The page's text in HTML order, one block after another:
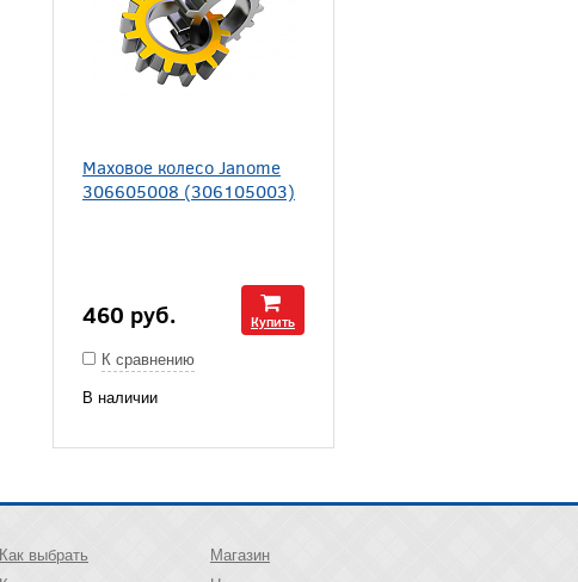
Маховое колесо Janome
306605008 (306105003)
460 руб. Купить
К сравнению
В наличии
Как выбрать
Магазин